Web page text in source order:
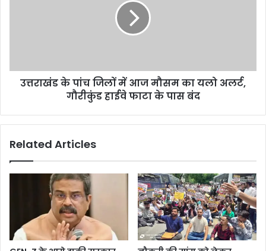
उत्तराखंड के पांच जिलों में आज मौसम का यलो अलर्ट,
गौरीकुंड हाईवे फाटा के पास बंद
Related Articles